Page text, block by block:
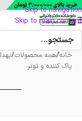
Skip to navigation
Skip to main content
خانه/همه محصولات/
پاک کننده و تونر